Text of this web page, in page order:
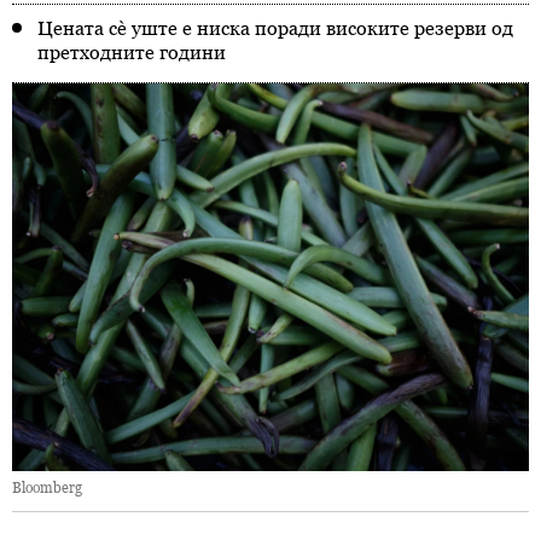
Цената сè уште е ниска поради високите резерви од
претходните години
Bloomberg